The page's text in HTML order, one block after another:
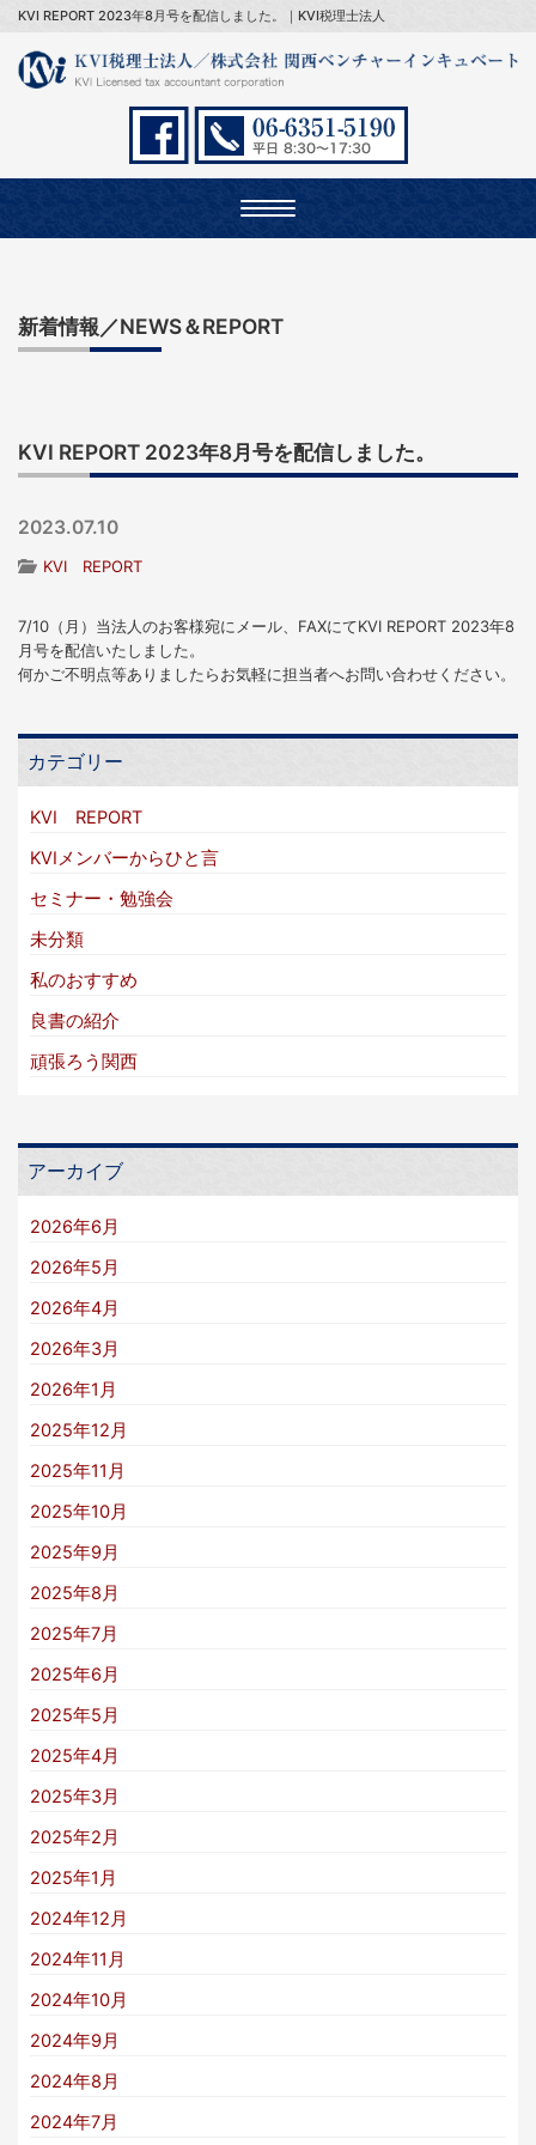
KVI REPORT 2023年8月号を配信しました。｜KVI税理士法人
Toggle
navigation
新着情報／NEWS＆REPORT
KVI REPORT 2023年8月号を配信しました。
2023.07.10
KVI REPORT
7/10（月）当法人のお客様宛にメール、FAXにてKVI REPORT 2023年8
月号を配信いたしました。
何かご不明点等ありましたらお気軽に担当者へお問い合わせください。
カテゴリー
KVI REPORT
KVIメンバーからひと言
セミナー・勉強会
未分類
私のおすすめ
良書の紹介
頑張ろう関西
アーカイブ
2026年6月
2026年5月
2026年4月
2026年3月
2026年1月
2025年12月
2025年11月
2025年10月
2025年9月
2025年8月
2025年7月
2025年6月
2025年5月
2025年4月
2025年3月
2025年2月
2025年1月
2024年12月
2024年11月
2024年10月
2024年9月
2024年8月
2024年7月